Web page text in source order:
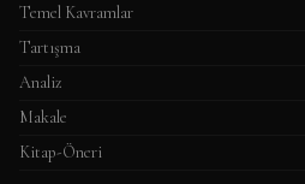
Temel Kavramlar
Tartışma
Analiz
Makale
Kitap-Öneri